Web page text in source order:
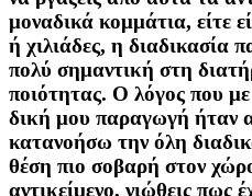
μοναδικά κομμάτια, είτε
ή χιλιάδες, η διαδικασία
πολύ σημαντική στη
ποιότητας. Ο λόγος που
δική μου παραγωγή ήταν
κατανοήσω την όλη
θέση πιο σοβαρή στον
αντικείμενο, νιώθεις πως